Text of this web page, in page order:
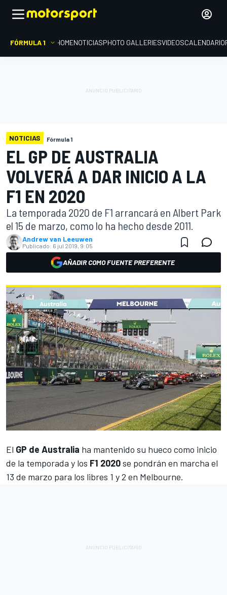
FÓRMULA 1 HOMENOTICIASPHOTO GALLERIESVIDEOSCALENDARIO
NOTICIAS Fórmula 1
EL GP DE AUSTRALIA
VOLVERÁ A DAR INICIO A LA
F1 EN 2020
La temporada 2020 de F1 arrancará en Albert Park
el 15 de marzo, como lo ha hecho desde 2011.
Andrew van Leeuwen
Publicado: 6 jul 2019, 9:05
AÑADIR COMO FUENTE PREFERENTE
El GP de Australia ha mantenido su hueco como inicio
de la temporada y los F1 2020se pondrán en marcha el
13 de marzo para los libres 1 y 2 en Melbourne.